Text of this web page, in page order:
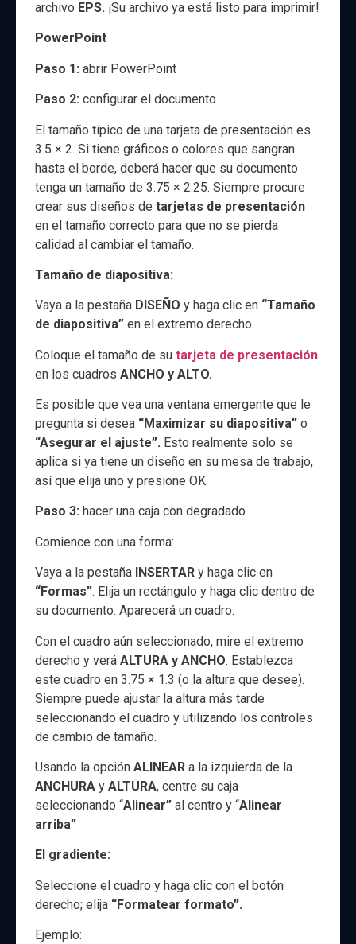
archivo EPS. ¡Su archivo ya está listo para imprimir!
PowerPoint
Paso 1:abrir PowerPoint
Paso 2: configurar el documento
El tamaño típico de una tarjeta de presentación es
3.5 × 2. Si tiene gráficos o colores que sangran
hasta el borde, deberá hacer que su documento
tenga un tamaño de 3.75 × 2.25. Siempre procure
crear sus diseños detarjetas de presentación
en el tamaño correcto para que no se pierda
calidad al cambiar el tamaño.
Tamaño de diapositiva:
Vaya a la pestaña DISEÑOy haga clic en “Tamaño
de diapositiva” en el extremo derecho.
Coloque el tamaño de sutarjeta de presentación
en los cuadrosANCHO y ALTO.
Es posible que vea una ventana emergente que le
pregunta si desea “Maximizar su diapositiva”o
“Asegurar el ajuste”. Esto realmente solo se
aplica si ya tiene un diseño en su mesa de trabajo,
así que elija uno y presione OK.
Paso 3: hacer una caja con degradado
Comience con una forma:
Vaya a la pestaña INSERTARy haga clic en
“Formas”. Elija un rectángulo y haga clic dentro de
su documento. Aparecerá un cuadro.
Con el cuadro aún seleccionado, mire el extremo
derecho y veráALTURA y ANCHO. Establezca
este cuadro en 3.75 × 1.3 (o la altura que desee).
Siempre puede ajustar la altura más tarde
seleccionando el cuadro y utilizando los controles
de cambio de tamaño.
Usando la opciónALINEAR a la izquierda de la
ANCHURA yALTURA, centre su caja
seleccionando “Alinear”al centro y “Alinear
arriba”
El gradiente:
Seleccione el cuadro y haga clic con el botón
derecho; elija “Formatear formato”.
Ejemplo: